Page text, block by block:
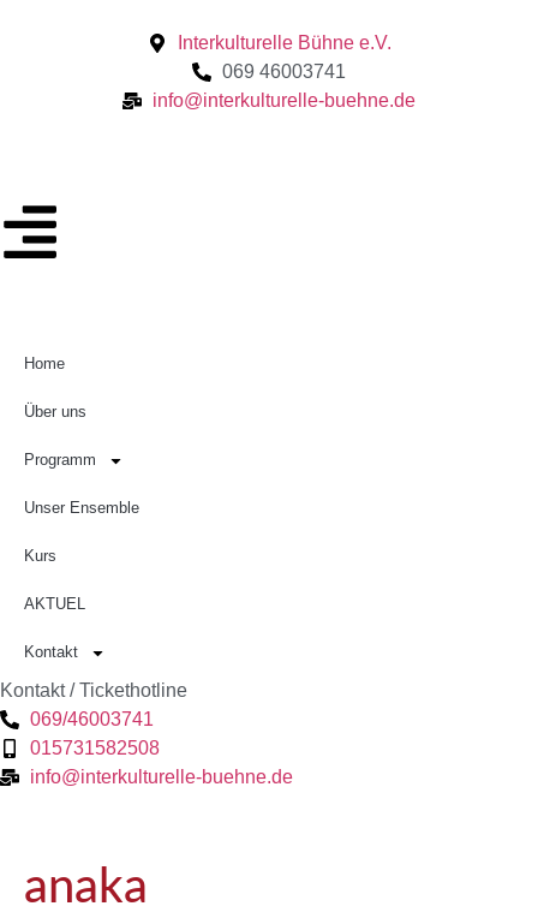
Interkulturelle Bühne e.V.
069 46003741
info@interkulturelle-buehne.de
Home
Über uns
Programm
Unser Ensemble
Kurs
AKTUEL
Kontakt
Kontakt / Tickethotline
069/46003741
015731582508
info@interkulturelle-buehne.de
anaka